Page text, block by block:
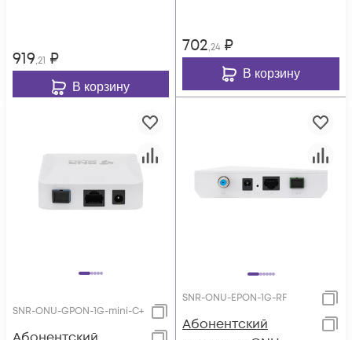
919,21 ₽
В корзину
702,24 ₽
В корзину
SNR-ONU-GPON-1G-mini-C+
SNR-ONU-EPON-1G-RF
Абонентский